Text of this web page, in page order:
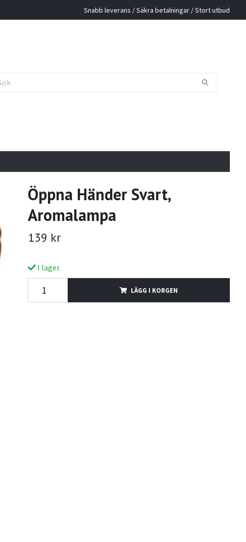
Snabb leverans / Säkra betalningar / Stort utbud
Öppna Händer Svart,
Aromalampa
139 kr
I lager.
LÄGG I KORGEN